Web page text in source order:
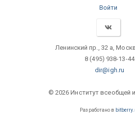
Войти
Ленинский пр., 32 а,
8 (495) 938-13-44
dir@igh.ru
© 2026 Институт всеобщей
Разработано в